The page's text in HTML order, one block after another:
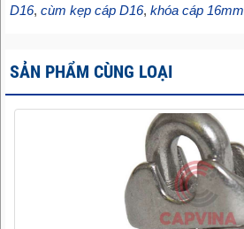
D16, cùm kẹp cáp D16, khóa cáp 16mm
SẢN PHẨM CÙNG LOẠI